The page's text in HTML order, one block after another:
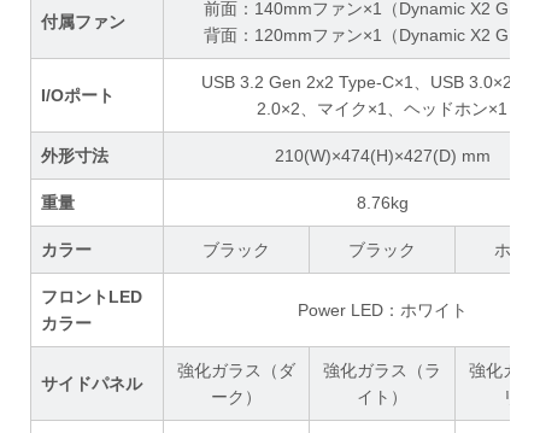
付属ファン
前面：140mmファン×1（Dynamic X2 GP-
背面：120mmファン×1（Dynamic X2 GP-
I/Oポート
USB 3.2 Gen 2x2 Type-C×1、USB 3.0×2、
2.0×2、マイク×1、ヘッドホン×1
外形寸法 210(W)×474(H)×427(D) mm
重量 8.76kg
カラー ブラック ブラック ホワ
フロントLED
カラー
Power LED：ホワイト
サイドパネル
強化ガラス（ダ
ーク）
強化ガラス（ラ
イト）
強化ガ
リ